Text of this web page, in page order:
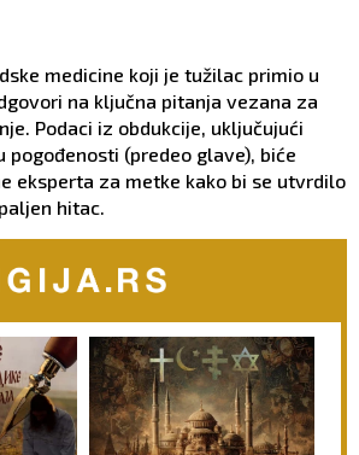
medicine koji je tužilac primio u
na ključna pitanja vezana za
Podaci iz obdukcije, uključujući
pogođenosti (predeo glave), biće
eksperta za metke kako bi se utvrdilo
hitac.